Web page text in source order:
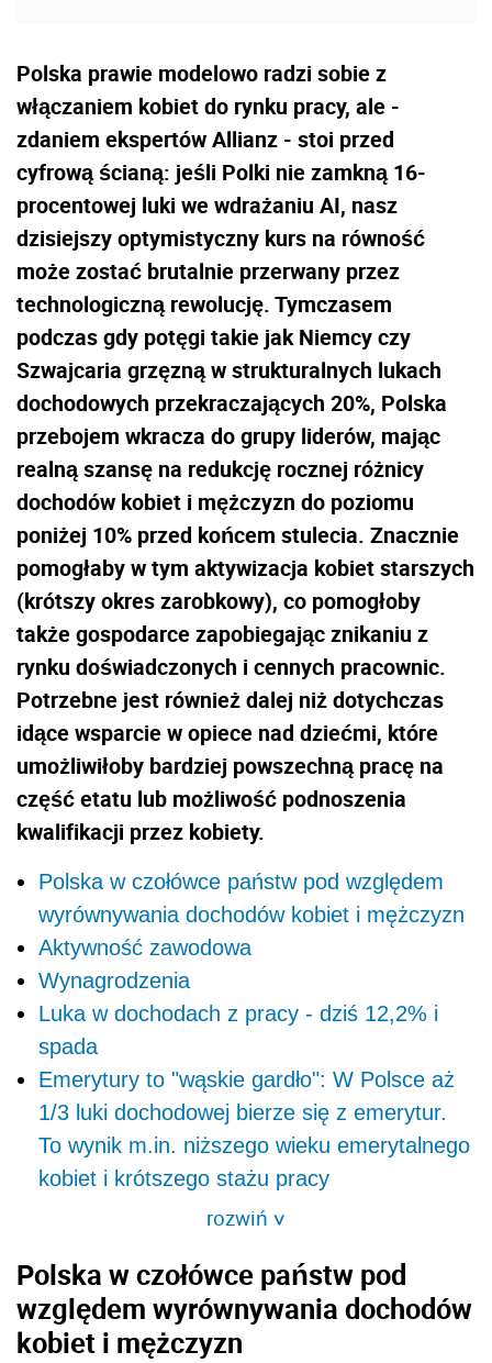
Polska prawie modelowo radzi sobie z
włączaniem kobiet do rynku pracy, ale -
zdaniem ekspertów Allianz - stoi przed
cyfrową ścianą: jeśli Polki nie zamkną 16-
procentowej luki we wdrażaniu AI, nasz
dzisiejszy optymistyczny kurs na równość
może zostać brutalnie przerwany przez
technologiczną rewolucję. Tymczasem
podczas gdy potęgi takie jak Niemcy czy
Szwajcaria grzęzną w strukturalnych lukach
dochodowych przekraczających 20%, Polska
przebojem wkracza do grupy liderów, mając
realną szansę na redukcję rocznej różnicy
dochodów kobiet i mężczyzn do poziomu
poniżej 10% przed końcem stulecia. Znacznie
pomogłaby w tym aktywizacja kobiet starszych
(krótszy okres zarobkowy), co pomogłoby
także gospodarce zapobiegając znikaniu z
rynku doświadczonych i cennych pracownic.
Potrzebne jest również dalej niż dotychczas
idące wsparcie w opiece nad dziećmi, które
umożliwiłoby bardziej powszechną pracę na
część etatu lub możliwość podnoszenia
kwalifikacji przez kobiety.
Polska w czołówce państw pod względem
wyrównywania dochodów kobiet i mężczyzn
Aktywność zawodowa
Wynagrodzenia
Luka w dochodach z pracy - dziś 12,2% i
spada
Emerytury to "wąskie gardło": W Polsce aż
1/3 luki dochodowej bierze się z emerytur.
To wynik m.in. niższego wieku emerytalnego
kobiet i krótszego stażu pracy
rozwiń>
Polska w czołówce państw pod
względem wyrównywania dochodów
kobiet i mężczyzn